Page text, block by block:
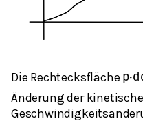
Die Rechtecksfläche p⋅d
Änderung der